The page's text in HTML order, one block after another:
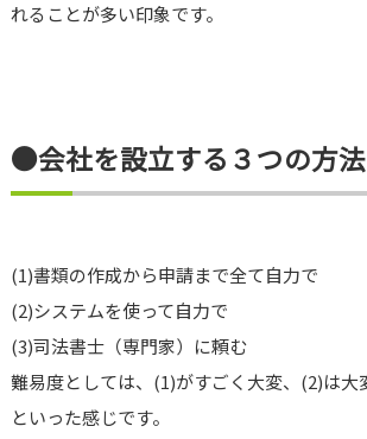
れることが多い印象です。
●会社を設立する３つの方法
(1)書類の作成から申請まで全て自力で
(2)システムを使って自力で
(3)司法書士（専門家）に頼む
難易度としては、(1)がすごく大変、(2)は大
といった感じです。